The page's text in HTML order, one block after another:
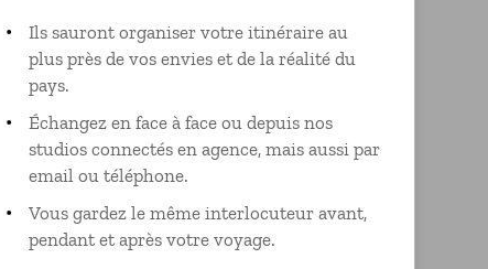
Ils sauront organiser votre itinéraire au
plus près de vos envies et de la réalité du
pays.
Échangez en face à face ou depuis nos
studios connectés en agence, mais aussi par
email ou téléphone.
Vous gardez le même interlocuteur avant,
pendant et après votre voyage.